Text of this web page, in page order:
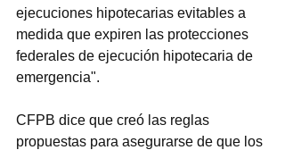
ejecuciones hipotecarias evitables a
medida que expiren las protecciones
federales de ejecución hipotecaria de
emergencia".
CFPB dice que creó las reglas
propuestas para asegurarse de que los